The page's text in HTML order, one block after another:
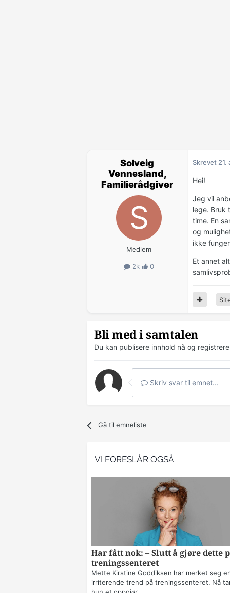
Solveig
Vennesland,
Familierådgiver
Medlem
2k 0
Skrevet 21.
Hei!
Jeg vil
lege. Bruk
time. En
og
ikke
Et annet
Bli med i samtalen
Du kan publisere innhold nå og
Skriv svar til emnet...
Gå til emneliste
VI FORESLÅR OGSÅ
Har fått nok: – Slutt å gjøre dette
treningssenteret
Mette Kirstine Goddiksen har merket seg
irriterende trend på treningssenteret. Nå